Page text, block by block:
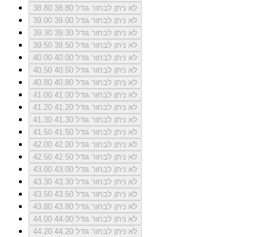
38.80
לא ניתן לבחור גודל 38.80
39.00
לא ניתן לבחור גודל 39.00
39.30
לא ניתן לבחור גודל 39.30
39.50
לא ניתן לבחור גודל 39.50
40.00
לא ניתן לבחור גודל 40.00
40.50
לא ניתן לבחור גודל 40.50
40.80
לא ניתן לבחור גודל 40.80
41.00
לא ניתן לבחור גודל 41.00
41.20
לא ניתן לבחור גודל 41.20
41.30
לא ניתן לבחור גודל 41.30
41.50
לא ניתן לבחור גודל 41.50
42.00
לא ניתן לבחור גודל 42.00
42.50
לא ניתן לבחור גודל 42.50
43.00
לא ניתן לבחור גודל 43.00
43.30
לא ניתן לבחור גודל 43.30
43.50
לא ניתן לבחור גודל 43.50
43.80
לא ניתן לבחור גודל 43.80
44.00
לא ניתן לבחור גודל 44.00
44.20
לא ניתן לבחור גודל 44.20